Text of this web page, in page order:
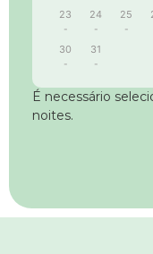
23
-
24
-
25
-
30
-
31
-
É necessário
noites.